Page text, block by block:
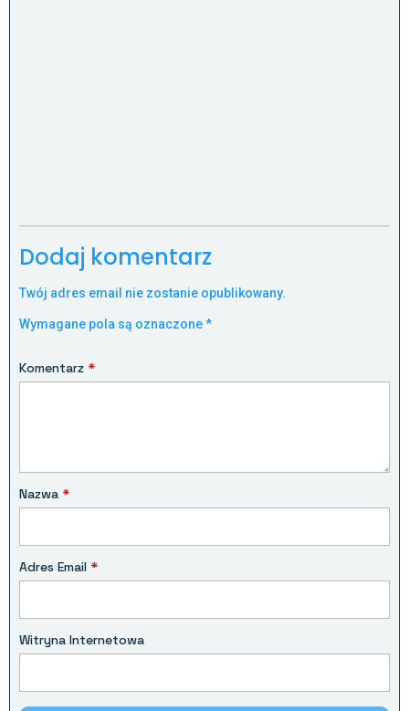
Dodaj komentarz
Twój adres email nie zostanie opublikowany.
Wymagane pola są oznaczone*
Komentarz *
Nazwa *
Adres Email *
Witryna Internetowa